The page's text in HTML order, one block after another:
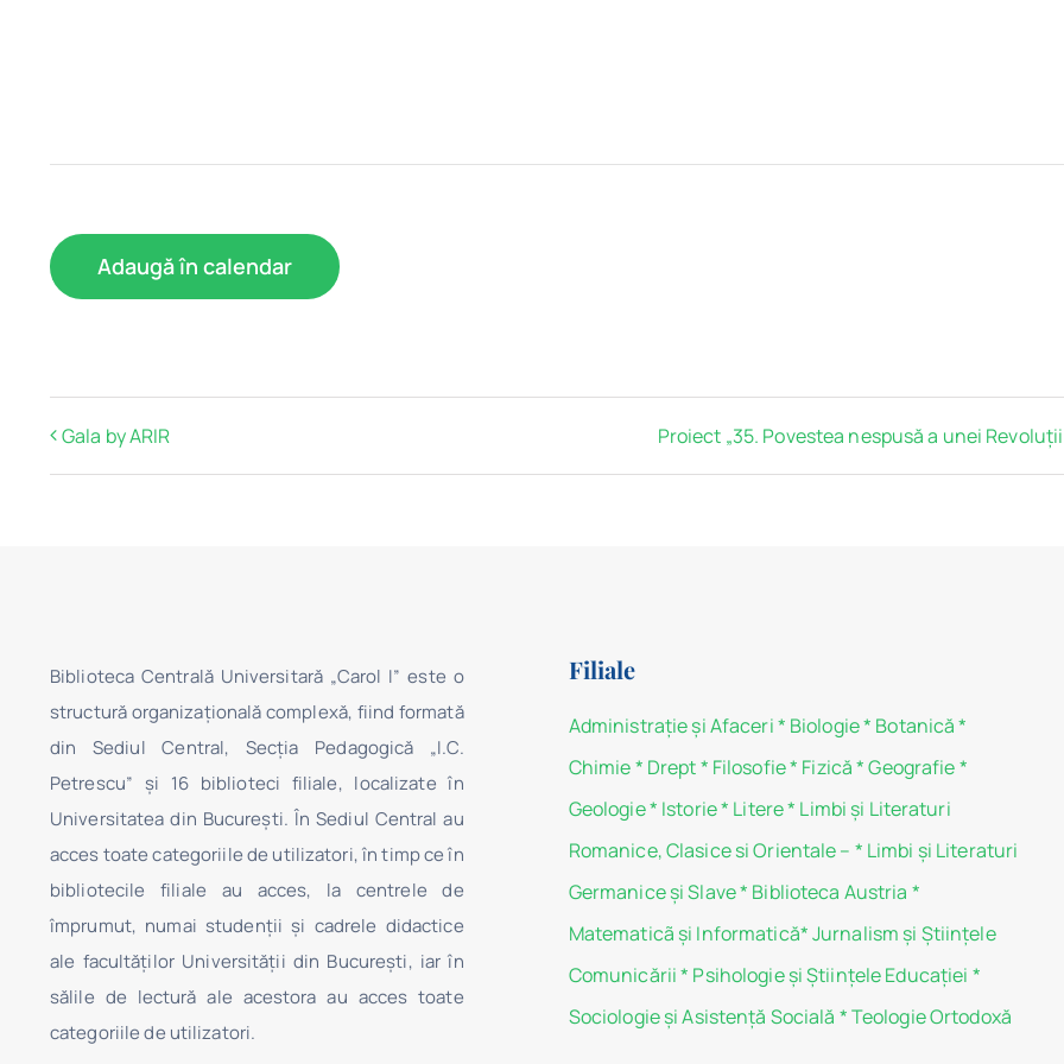
Adaugă în calendar
Gala by ARIR Proiect „35. Povestea nespusă a unei
Biblioteca Centrală Universitară „Carol I” este o
structură organizaţională complexă, fiind formată
din Sediul Central, Secţia Pedagogică „I.C.
Petrescu” şi 16 biblioteci filiale, localizate în
Universitatea din Bucureşti. În Sediul Central au
acces toate categoriile de utilizatori, în timp ce în
bibliotecile filiale au acces, la centrele de
împrumut, numai studenţii şi cadrele didactice
ale facultăților Universității din București, iar în
sălile de lectură ale acestora au acces toate
categoriile de utilizatori.
Filiale
Administraţie şi Afaceri* Biologie* Botanică *
Chimie* Drept* Filosofie* Fizică* Geografie*
Geologie* Istorie* Litere* Limbi și Literaturi
Romanice, Clasice si Orientale – * Limbi și Literaturi
Germanice şi Slave* Biblioteca Austria *
Matematicã și Informatică*Jurnalism şi Ştiinţele
Comunicării* Psihologie şi Ştiinţele Educaţiei *
Sociologie şi Asistenţă Socială *Teologie Ortodoxă